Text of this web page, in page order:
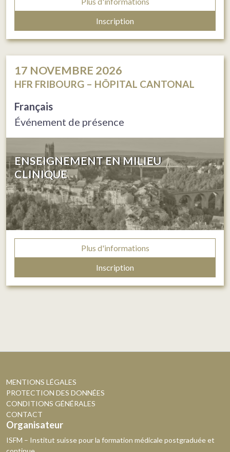
Inscription
17 NOVEMBRE 2026
HFR FRIBOURG – HÔPITAL CANTONAL
Français
Événement de présence
ENSEIGNEMENT EN MILIEU
CLINIQUE
Plus d'informations
Inscription
MENTIONS LÉGALES
PROTECTION DES DONNÉES
CONDITIONS GÉNÉRALES
CONTACT
Organisateur
ISFM – Institut suisse pour la formation médicale postgraduée et